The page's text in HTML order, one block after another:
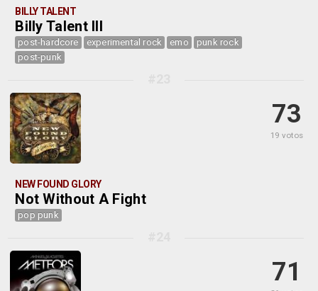
BILLY TALENT
Billy Talent III
post-hardcore experimental rock emo
punk rock
post-punk
73
19 votos
NEW FOUND GLORY
Not Without A Fight
pop punk
71